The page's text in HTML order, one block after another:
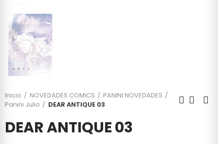
Inicio NOVEDADES COMICS
PANINI NOVEDADES
Panini Julio
DEAR ANTIQUE 03
DEAR ANTIQUE 03